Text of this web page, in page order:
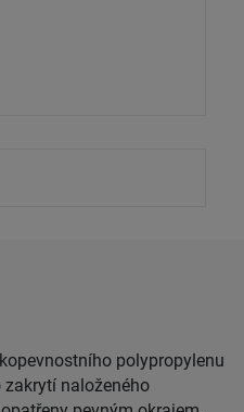
polypropylenu
zakrytí naloženého